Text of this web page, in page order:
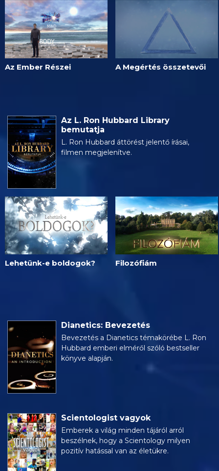
Az Ember Részei A Megértés összetevői
Az L. Ron Hubbard Library
bemutatja
L. Ron Hubbard áttörést jelentő írásai,
filmen megjelenítve.
Lehetünk-e boldogok? Filozófiám
Dianetics: Bevezetés
Bevezetés a Dianetics témakörébe L. Ron
Hubbard emberi elméről szóló bestseller
könyve alapján.
Scientologist vagyok
Emberek a világ minden tájáról arról
beszélnek, hogy a Scientology milyen
pozitív hatással van az életükre.